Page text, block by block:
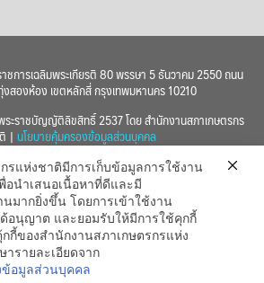
ชการเฉลิมพระเกียรติ 80 พรรษา 5 ธันวาคม 2550 ถนน
สองห้อง เขตหลักสี่ กรุงเทพมหานคร 10210
ราชบัญญัติลิขสิทธิ์ 2537 โดย สำนักงานสภาเกษตรกร
| นโยบายคุ้มครองข้อมูลส่วนบุคคล
รแห่งชาติมีการเก็บข้อมูลการใช้งาน
อนำเสนอเนื้อหาที่ดีและมี
มากยิ่งขึ้น โดยการเข้าใช้งาน
อนุญาต และยอมรับให้มีการใช้คุกกี้
กี้ของสำนักงานสภาเกษตรกรแห่ง
รายละเอียดจาก
ข้อมูลส่วนบุคคล